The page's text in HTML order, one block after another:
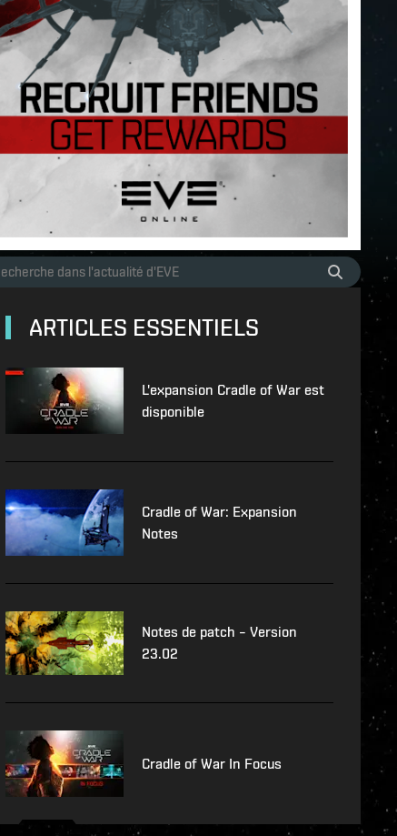
ARTICLES ESSENTIELS
L'expansion Cradle of War est
disponible
Cradle of War: Expansion
Notes
Notes de patch – Version
23.02
Cradle of War In Focus